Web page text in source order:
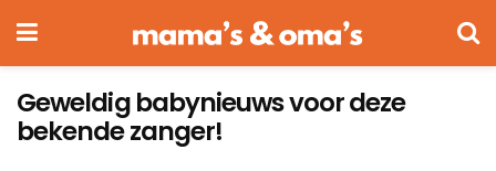
Geweldig babynieuws voor deze
bekende zanger!